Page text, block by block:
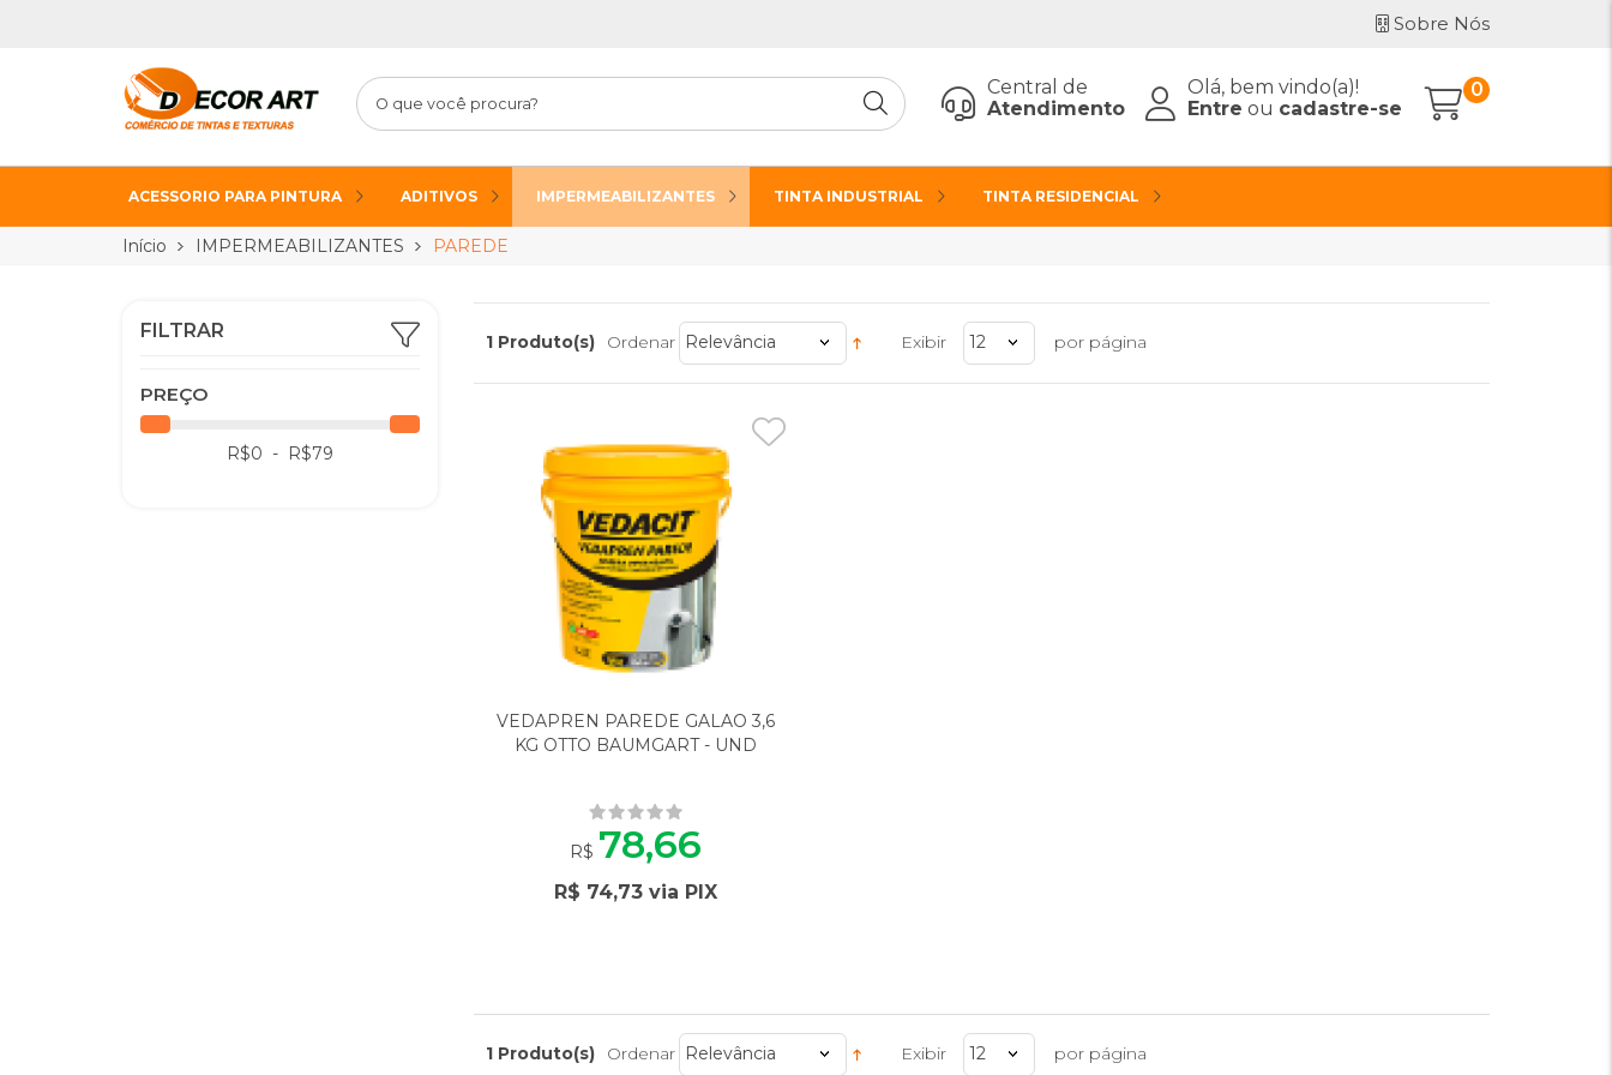
Sobre Nós
Central de
Atendimento
Olá, bem vindo(a)!
Entre ou cadastre-se
0
ACESSORIO PARA PINTURA ADITIVOS IMPERMEABILIZANTES TINTA INDUSTRIAL TINTA RESIDENCIAL
Início IMPERMEABILIZANTES PAREDE
FILTRAR
PREÇO
R$0 - R$79
1 Produto(s) Ordenar Relevância Exibir 12 por página
VEDAPREN PAREDE GALAO 3,6
KG OTTO BAUMGART - UND
R$ 78,66
R$ 74,73 via PIX
1 Produto(s) Ordenar Relevância Exibir 12 por página